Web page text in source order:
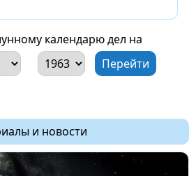
календарю дел на
и новости